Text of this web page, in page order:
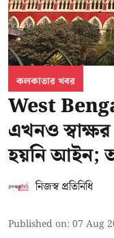
কলকাতার খবর
West
এখনও স্বাক্ষর
হয়নি আইন;
নিজস্ব প্রতিনিধি
Published on:07 Aug